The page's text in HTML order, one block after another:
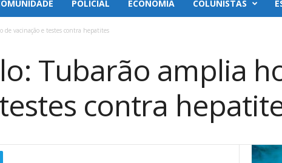
POLICIAL ECONOMIA COLUNISTAS
de vacinação e testes contra hepatites
Tubarão amplia
contra